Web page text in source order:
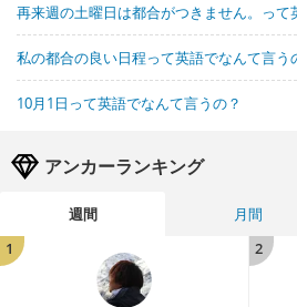
再来週の土曜日は都合がつきません。って
私の都合の良い日程って英語でなんて言う
10月1日って英語でなんて言うの？
アンカーランキング
週間 月間
1
2